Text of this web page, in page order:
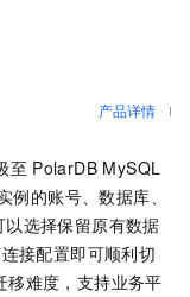
产品详情
至 PolarDB MySQL
例的账号、数据库、
选择保留原有数据
接配置即可顺利切
移难度，支持业务平